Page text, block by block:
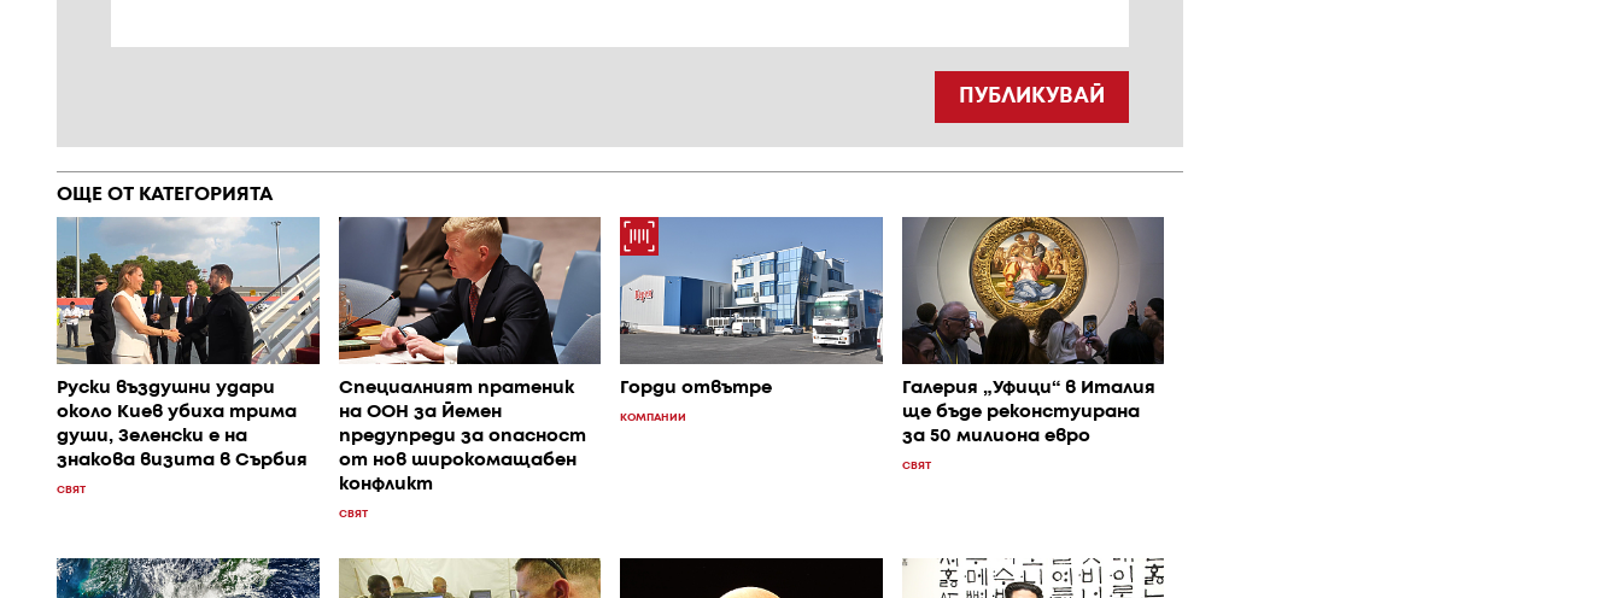
ПУБЛИКУВАЙ
ОЩЕ ОТ КАТЕГОРИЯТА
Руски въздушни удари
около Киев убиха трима
души, Зеленски е на
знакова визита в Сърбия
СВЯТ
Специалният пратеник
на ООН за Йемен
предупреди за опасност
от нов широкомащабен
конфликт
СВЯТ
Горди отвътре
КОМПАНИИ
Галерия „Уфици“ в Италия
ще бъде реконстуирана
за 50 милиона евро
СВЯТ